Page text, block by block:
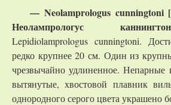
— Neolamprologus
Неолампрологус
Lepidiolamprologus cunningtoni.
редко крупнее 20 см. Один из
чрезвычайно удлиненное. Непарные
вытянутые, хвостовой плавник
однородного серого цвета украшено